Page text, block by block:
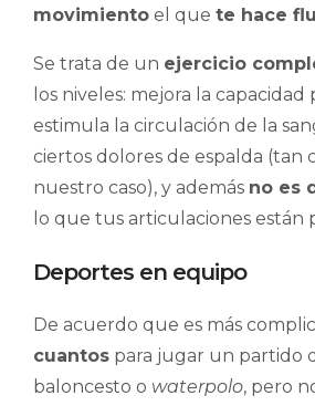
movimiento el que te hace
Se trata de un ejercicio
los niveles: mejora la
estimula la circulación de la
ciertos dolores de espalda (tan
nuestro caso), y además no es
lo que tus articulaciones están
Deportes en equipo
De acuerdo que es más
cuantos para jugar un partido
baloncesto o waterpolo, pero